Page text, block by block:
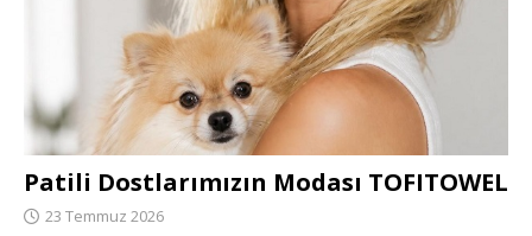
Patili Dostlarımızın Modası TOFITOWEL
23 Temmuz 2026